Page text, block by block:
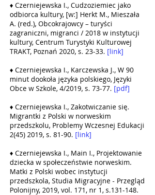
♦ Czerniejewska I., Cudzoziemiec jako
odbiorca kultury, [w:] Herkt M., Mieszała
A. (red.), Obcokrajowcy – turyści
zagraniczni, migranci / 2018 w instytucji
kultury, Centrum Turystyki Kulturowej
TRAKT, Poznań 2020, s. 23-33. [link]
♦ Czerniejewska I., Karczewska J., W 90
minut dookoła języka polskiego, Języki
Obce w Szkole, 4/2019, s. 73-77. [pdf]
♦ Czerniejewska I., Zakotwiczanie się.
Migrantki z Polski w norweskim
przedszkolu, Problemy Wczesnej Edukacji
2(45) 2019, s. 81-90. [link]
♦ Czerniejewska I., Main I., Projektowanie
dziecka w społeczeństwie norweskim.
Matki z Polski wobec instytucji
przedszkola, Studia Migracyjne - Przegląd
Polonijny, 2019, vol. 171, nr 1, s.131-148.